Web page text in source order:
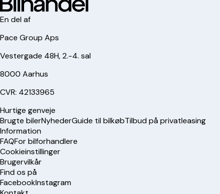
En del af
Pace Group Aps
Vestergade 48H, 2.-4. sal
8000 Aarhus
CVR: 42133965
Hurtige genveje
Brugte bilerNyhederGuide til bilkøbTilbud på privatleasing
Information
FAQFor bilforhandlere
Cookieinstillinger
Brugervilkår
Find os på
FacebookInstagram